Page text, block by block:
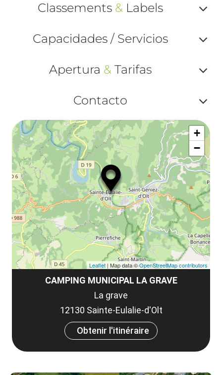
Classements &Labels
ou
Capacidades / Servicios
ou
Apertura &Tarifas
ou
et
Contacto
ou
CAMPING MUNICIPAL LA GRAVE
La grave
12130 Sainte-Eulalie-d'Olt
Obtenir l'itinéraire
+
−
Leaflet | Map data ©OpenStreetMap contributors